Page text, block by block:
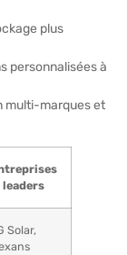
plus
personnalisées à
multi-marques et
leaders
Solar,